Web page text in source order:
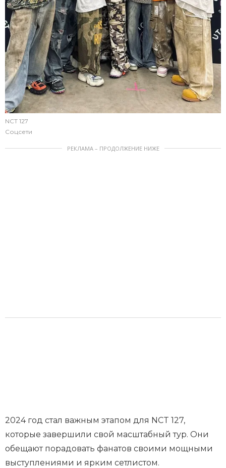
NCT 127
Соцсети
РЕКЛАМА – ПРОДОЛЖЕНИЕ НИЖЕ
2024 год стал важным этапом для NCT 127,
которые завершили свой масштабный тур. Они
обещают порадовать фанатов своими мощными
выступлениями и ярким сетлистом.